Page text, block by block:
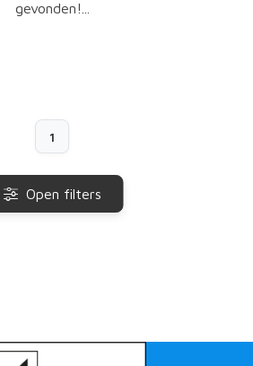
gevonden!...
1
Open filters